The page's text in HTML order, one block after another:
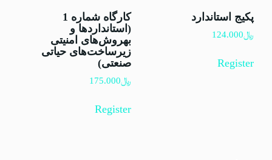
پکیج استاندارد
﷼124.000
Register
کارگاه شماره 1
(استانداردها و
بهروش‌های امنیتی
زیرساخت‌های حیاتی
صنعتی)
﷼175.000
Register